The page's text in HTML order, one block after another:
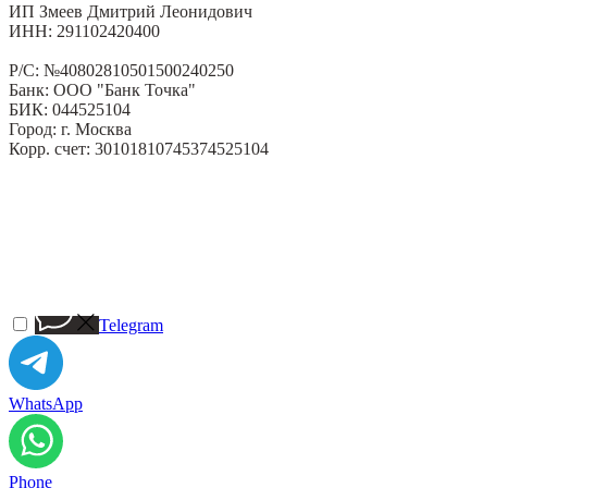
ИП Змеев Дмитрий Леонидович
ИНН: 291102420400
Р/С: №40802810501500240250
Банк: ООО "Банк Точка"
БИК: 044525104
Город: г. Москва
Корр. счет: 30101810745374525104
Telegram
WhatsApp
Phone